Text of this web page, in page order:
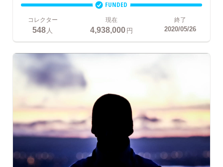
FUNDED
コレクター
548 人
現在
4,938,000円
終了
2020/05/26